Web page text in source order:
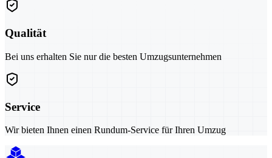
Qualität
Bei uns erhalten Sie nur die besten Umzugsunternehmen
Service
Wir bieten Ihnen einen Rundum-Service für Ihren Umzug